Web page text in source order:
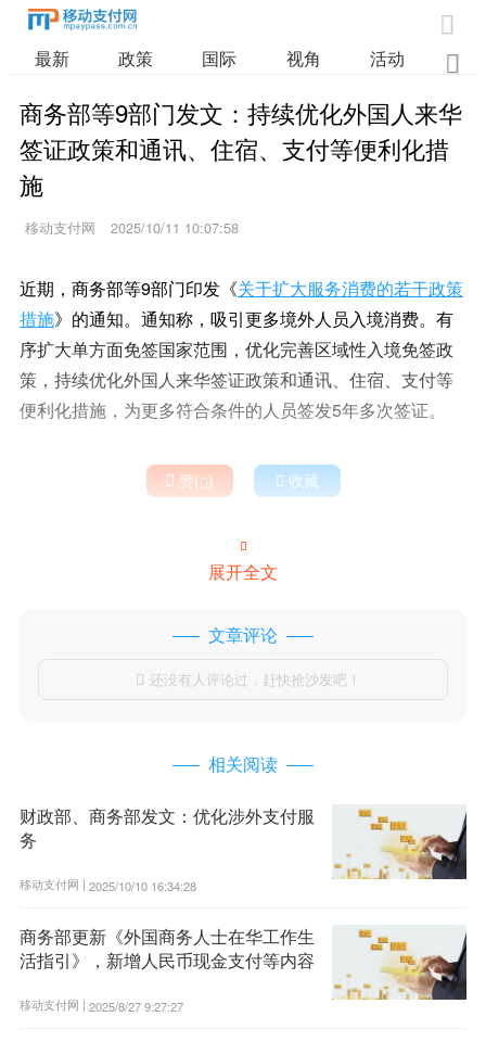

最新 政策 国际 视角 活动 业

商务部等9部门发文：持续优化外国人来华
签证政策和通讯、住宿、支付等便利化措
施
移动支付网 2025/10/11 10:07:58
近期，商务部等9部门印发《关于扩大服务消费的若干政策
措施》的通知。通知称，吸引更多境外人员入境消费。有
序扩大单方面免签国家范围，优化完善区域性入境免签政
策，持续优化外国人来华签证政策和通讯、住宿、支付等
便利化措施，为更多符合条件的人员签发5年多次签证。
 赞()  收藏

展开全文
文章评论
 还没有人评论过，赶快抢沙发吧！
相关阅读
财政部、商务部发文：优化涉外支付服
务
移动支付网 | 2025/10/10 16:34:28
商务部更新《外国商务人士在华工作生
活指引》，新增人民币现金支付等内容
移动支付网 | 2025/8/27 9:27:27